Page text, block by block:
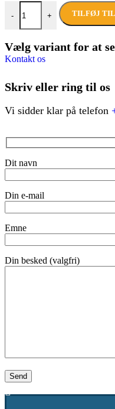
-
CANALETAS M-
+ TILFØJ TIL
Vælg variant for at
Kontakt os
Skriv eller ring til os
Vi sidder klar på telefon
Dit navn
Din e-mail
Emne
Din besked (valgfri)